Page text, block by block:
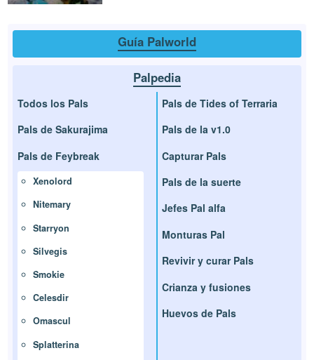
Guía Palworld
Palpedia
Todos los Pals
Pals de Sakurajima
Pals de Feybreak
Xenolord
Nitemary
Starryon
Silvegis
Smokie
Celesdir
Omascul
Splatterina
Pals de Tides of Terraria
Pals de la v1.0
Capturar Pals
Pals de la suerte
Jefes Pal alfa
Monturas Pal
Revivir y curar Pals
Crianza y fusiones
Huevos de Pals